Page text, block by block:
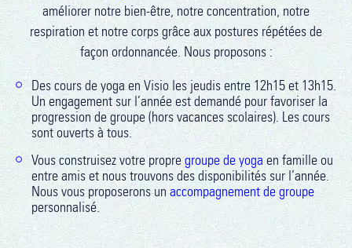
améliorer notre bien-être, notre concentration, notre
respiration et notre corps grâce aux postures répétées de
façon ordonnancée. Nous proposons :
Des cours de yoga en Visio les jeudis entre 12h15 et 13h15.
Un engagement sur l’année est demandé pour favoriser la
progression de groupe (hors vacances scolaires). Les cours
sont ouverts à tous.
Vous construisez votre propregroupe de yogaen famille ou
entre amis et nous trouvons des disponibilités sur l’année.
Nous vous proposerons unaccompagnement de groupe
personnalisé.